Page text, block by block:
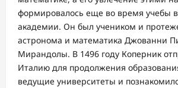
формировалось еще во время учебы в
академии. Он был учеником и
астронома и математика Джованни
Мирандолы. В 1496 году Коперник
Италию для продолжения
ведущие университеты и